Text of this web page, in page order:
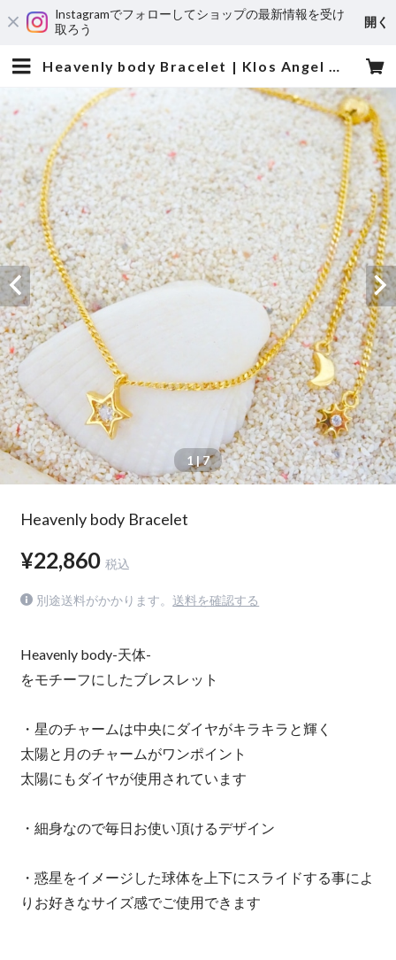
Instagramでフォローしてショップの最新情報を受け
取ろう
開く
Heavenly body Bracelet | Klos Angel クロスエンジェル
1 | 7
Heavenly body Bracelet
¥22,860 税込
別途送料がかかります。 送料を確認する
Heavenly body-天体-
をモチーフにしたブレスレット
・星のチャームは中央にダイヤがキラキラと輝く
太陽と月のチャームがワンポイント
太陽にもダイヤが使用されています
・細身なので毎日お使い頂けるデザイン
・惑星をイメージした球体を上下にスライドする事によ
りお好きなサイズ感でご使用できます